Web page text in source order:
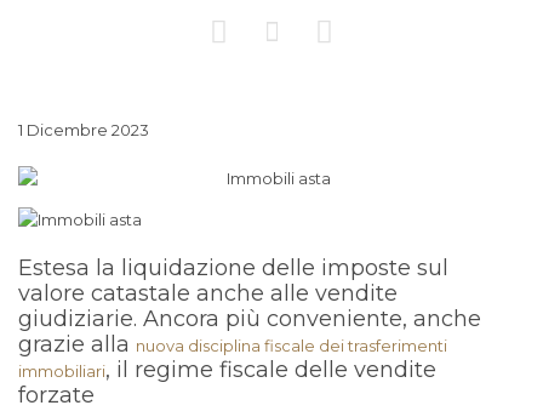
  
1 Dicembre 2023
Estesa la liquidazione delle imposte sul
valore catastale anche alle vendite
giudiziarie. Ancora più conveniente, anche
grazie alla nuova disciplina fiscale dei trasferimenti
immobiliari, il regime fiscale delle vendite
forzate